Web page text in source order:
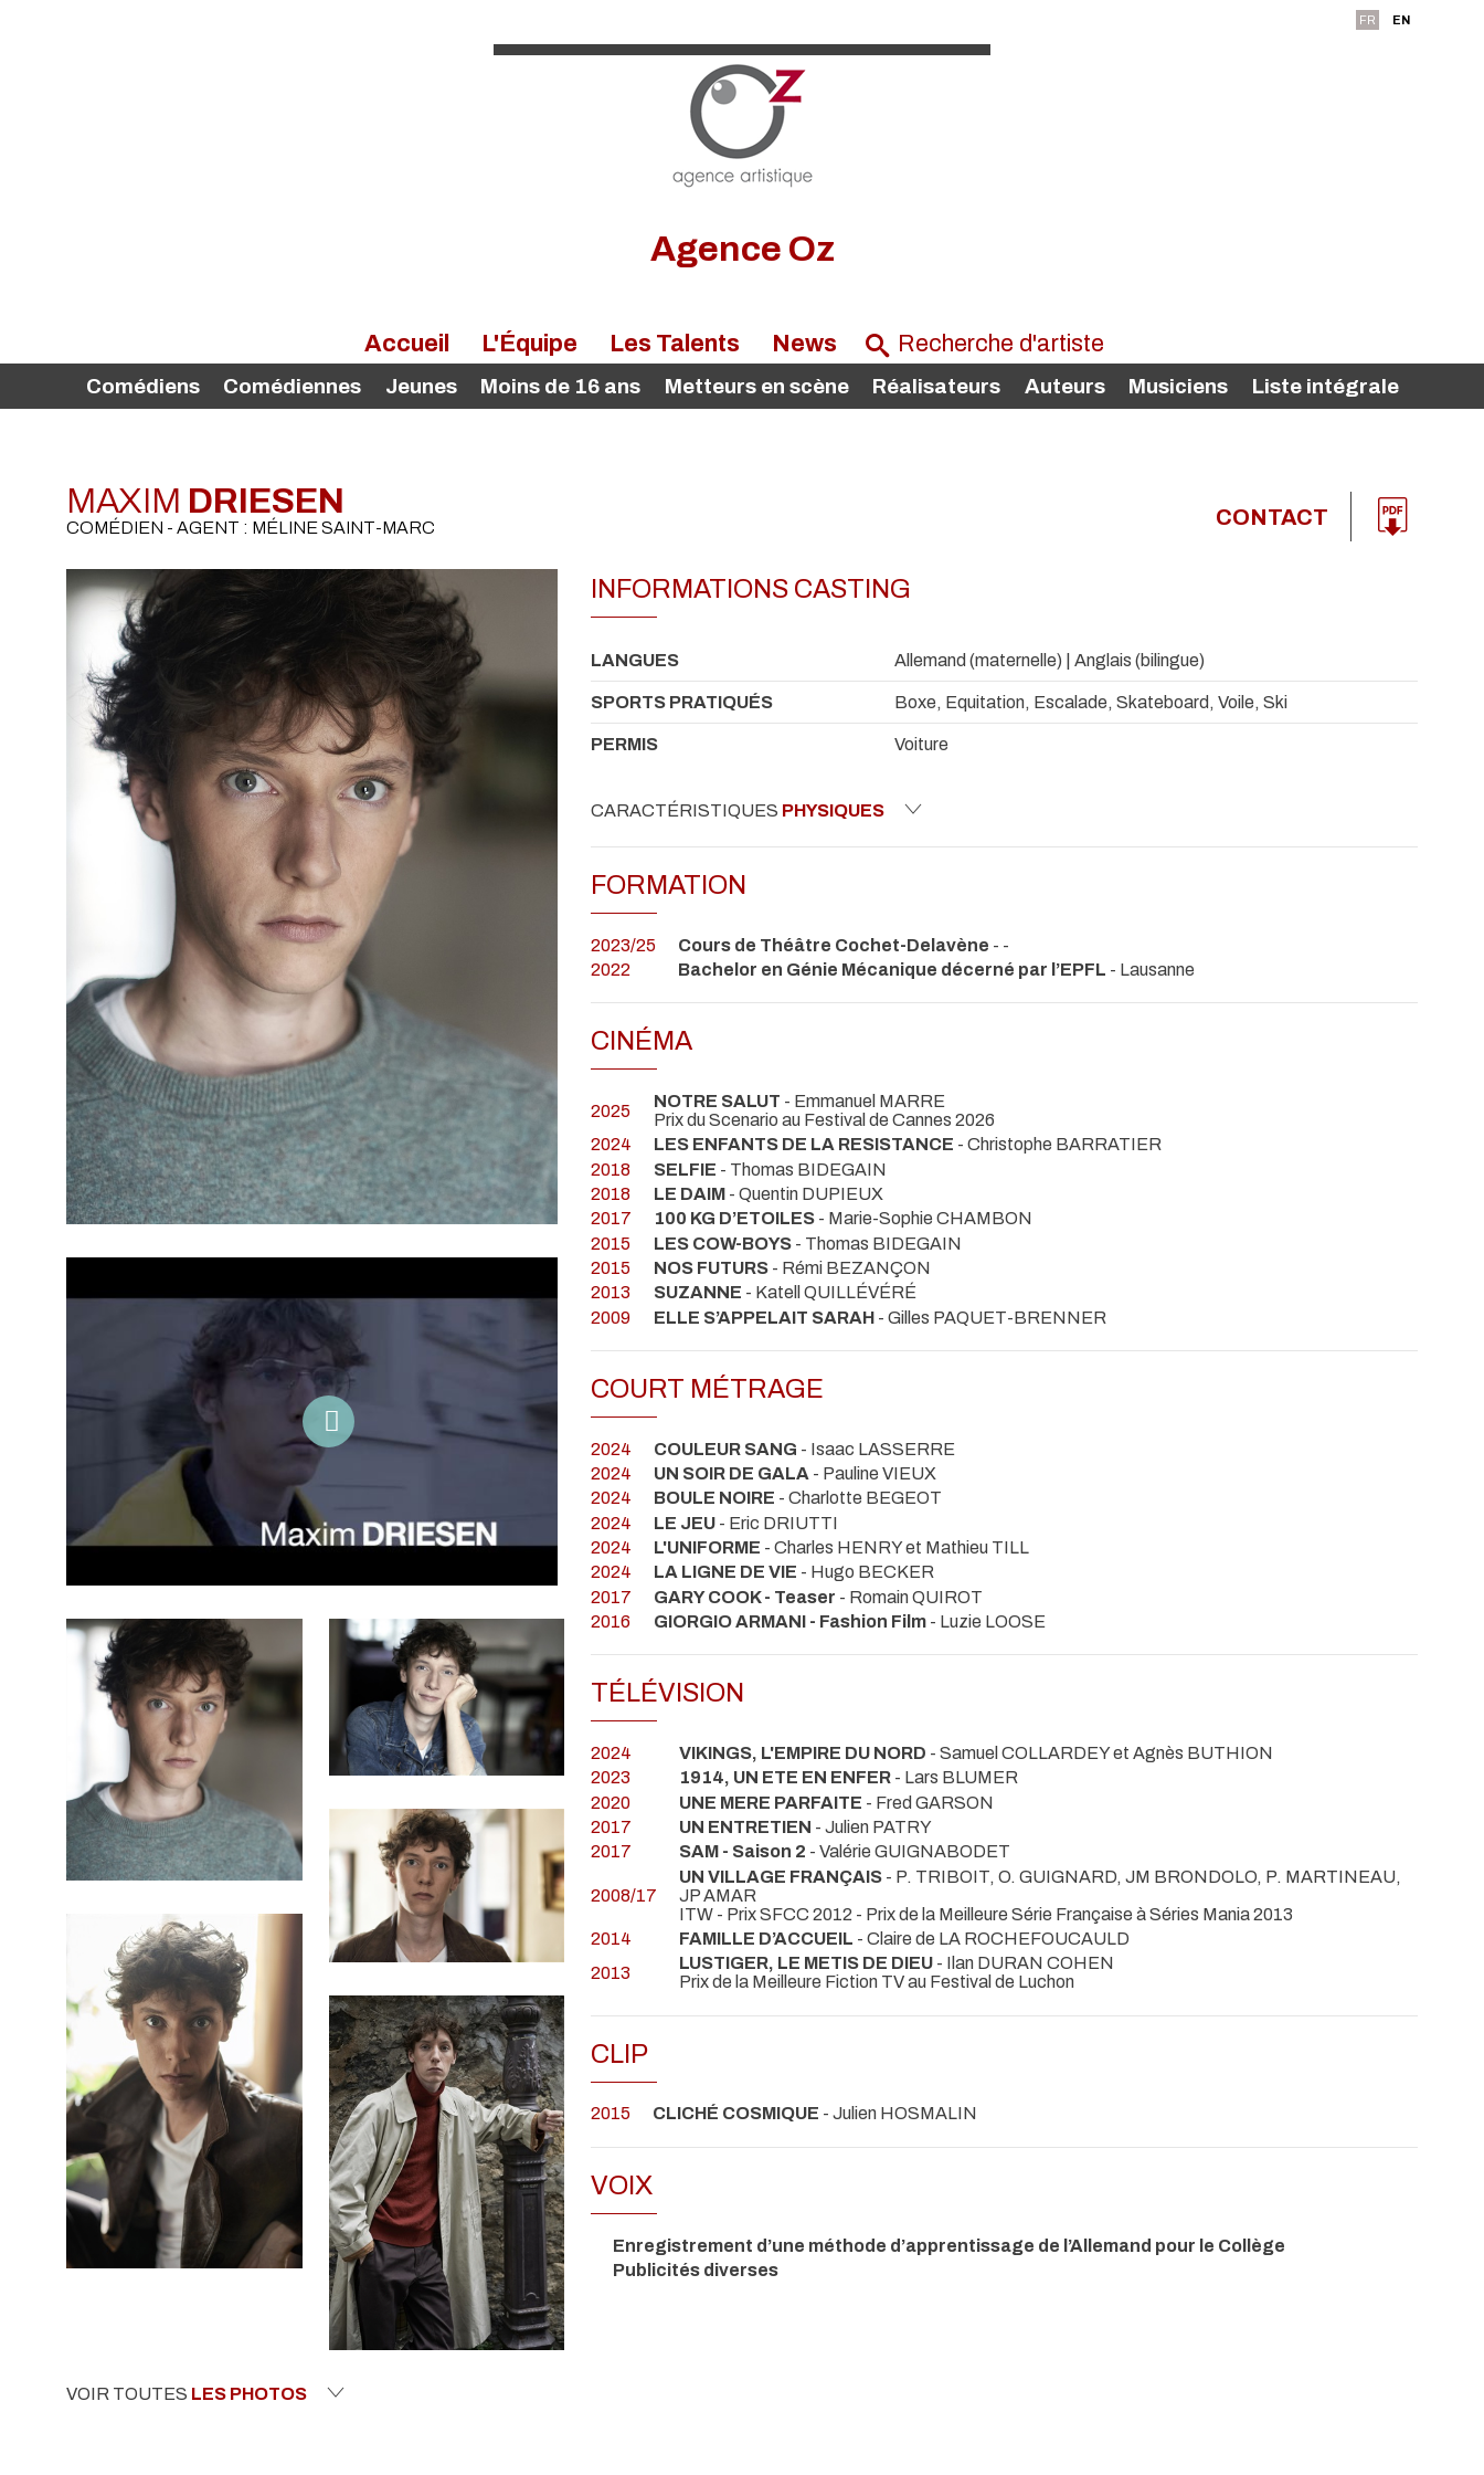
FR EN
Agence Oz
Accueil L'Équipe Les Talents
Comédiens Comédiennes Jeunes Moins de 16 ans Metteurs en scène Réalisateurs Auteurs Musiciens Liste intégrale
News
MAXIM DRIESEN
COMÉDIEN - AGENT : MÉLINE SAINT-MARC CONTACT
VOIR TOUTES LES PHOTOS
INFORMATIONS CASTING
LANGUES Allemand (maternelle) | Anglais (bilingue)
SPORTS PRATIQUÉS Boxe, Equitation, Escalade, Skateboard, Voile, Ski
PERMIS Voiture
CARACTÉRISTIQUES PHYSIQUES
FORMATION
2023/25 Cours de Théâtre Cochet-Delavène - -
2022
Bachelor en Génie Mécanique décerné par l’EPFL - Lausanne
CINÉMA
2025 NOTRE SALUT - Emmanuel MARRE
Prix du Scenario au Festival de Cannes 2026
2024
LES ENFANTS DE LA RESISTANCE - Christophe BARRATIER
2018
SELFIE - Thomas BIDEGAIN
2018
LE DAIM - Quentin DUPIEUX
2017
100 KG D’ETOILES - Marie-Sophie CHAMBON
2015
LES COW-BOYS - Thomas BIDEGAIN
2015
NOS FUTURS - Rémi BEZANÇON
2013
SUZANNE - Katell QUILLÉVÉRÉ
2009
ELLE S’APPELAIT SARAH - Gilles PAQUET-BRENNER
COURT MÉTRAGE
2024 COULEUR SANG - Isaac LASSERRE
2024
UN SOIR DE GALA - Pauline VIEUX
2024
BOULE NOIRE - Charlotte BEGEOT
2024
LE JEU - Eric DRIUTTI
2024
L'UNIFORME - Charles HENRY et Mathieu TILL
2024
LA LIGNE DE VIE - Hugo BECKER
2017
GARY COOK - Teaser - Romain QUIROT
2016
GIORGIO ARMANI - Fashion Film - Luzie LOOSE
TÉLÉVISION
2024 VIKINGS, L'EMPIRE DU NORD - Samuel COLLARDEY et Agnès BUTHION
2023
1914, UN ETE EN ENFER - Lars BLUMER
2020
UNE MERE PARFAITE - Fred GARSON
2017
UN ENTRETIEN - Julien PATRY
2017
SAM - Saison 2 - Valérie GUIGNABODET
2008/17
UN VILLAGE FRANÇAIS - P. TRIBOIT, O. GUIGNARD, JM BRONDOLO, P. MARTINEAU,
JP AMAR
ITW - Prix SFCC 2012 - Prix de la Meilleure Série Française à Séries Mania 2013
2014
FAMILLE D’ACCUEIL - Claire de LA ROCHEFOUCAULD
2013
LUSTIGER, LE METIS DE DIEU - Ilan DURAN COHEN
Prix de la Meilleure Fiction TV au Festival de Luchon
CLIP
2015 CLICHÉ COSMIQUE - Julien HOSMALIN
VOIX
Enregistrement d’une méthode d’apprentissage de l’Allemand pour le Collège
Publicités diverses